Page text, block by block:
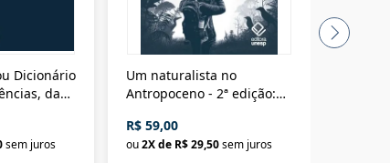
Dicionário
das
sem juros
Um naturalista no
Antropoceno - 2ª edição:
selvagem
R$ 59,00
ou2X de R$ 29,50sem juros